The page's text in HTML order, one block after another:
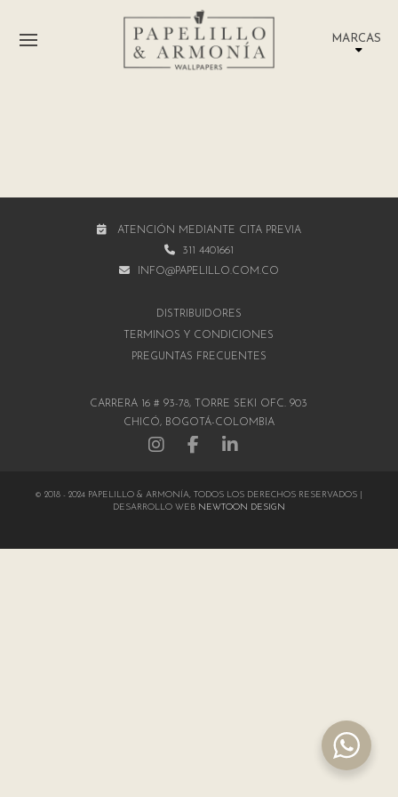
MARCAS
ATENCIÓN MEDIANTE CITA PREVIA
311 4401661
INFO@PAPELILLO.COM.CO
DISTRIBUIDORES
TÉRMINOS Y CONDICIONES
PREGUNTAS FRECUENTES
CARRERA 16 # 93-78, TORRE SEKI OFC. 903
CHICÓ, BOGOTÁ-COLOMBIA
© 2018 - 2024 PAPELILLO & ARMONÍA, TODOS LOS DERECHOS RESERVADOS |
DESARROLLO WEB NEWTOON DESIGN